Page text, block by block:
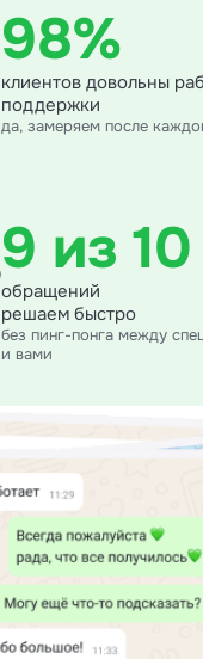
98%
клиентов довольны
поддержки
да, замеряем после
9 из 10
обращений
решаем быстро
без пинг-понга между
и вами